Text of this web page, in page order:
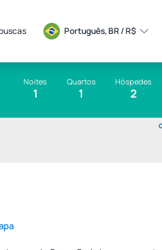
Português, BR / R$
Noites
1
Quartos
1
Hóspedes
2